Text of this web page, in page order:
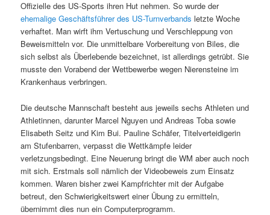
Offizielle des US-Sports ihren Hut nehmen. So wurde der
ehemalige Geschäftsführer des US-Turnverbands letzte Woche
verhaftet. Man wirft ihm Vertuschung und Verschleppung von
Beweismitteln vor. Die unmittelbare Vorbereitung von Biles, die
sich selbst als Überlebende bezeichnet, ist allerdings getrübt. Sie
musste den Vorabend der Wettbewerbe wegen Nierensteine im
Krankenhaus verbringen.
Die deutsche Mannschaft besteht aus jeweils sechs Athleten und
Athletinnen, darunter Marcel Nguyen und Andreas Toba sowie
Elisabeth Seitz und Kim Bui. Pauline Schäfer, Titelverteidigerin
am Stufenbarren, verpasst die Wettkämpfe leider
verletzungsbedingt. Eine Neuerung bringt die WM aber auch noch
mit sich. Erstmals soll nämlich der Videobeweis zum Einsatz
kommen. Waren bisher zwei Kampfrichter mit der Aufgabe
betreut, den Schwierigkeitswert einer Übung zu ermitteln,
übernimmt dies nun ein Computerprogramm.